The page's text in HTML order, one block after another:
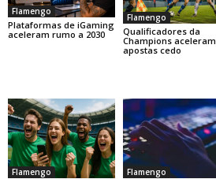
Flamengo
Plataformas de iGaming
aceleram rumo a 2030
Flamengo
Qualificadores da
Champions aceleram
apostas cedo
Flamengo Flamengo